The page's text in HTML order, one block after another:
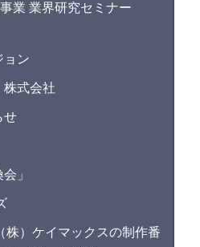
業 業界研究セミナー
ン
式会社
せ
」
株）ケイマックスの制作番